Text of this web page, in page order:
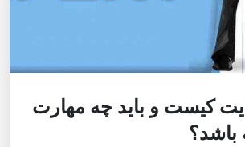
کیست و باید چه مهارت
باشد؟